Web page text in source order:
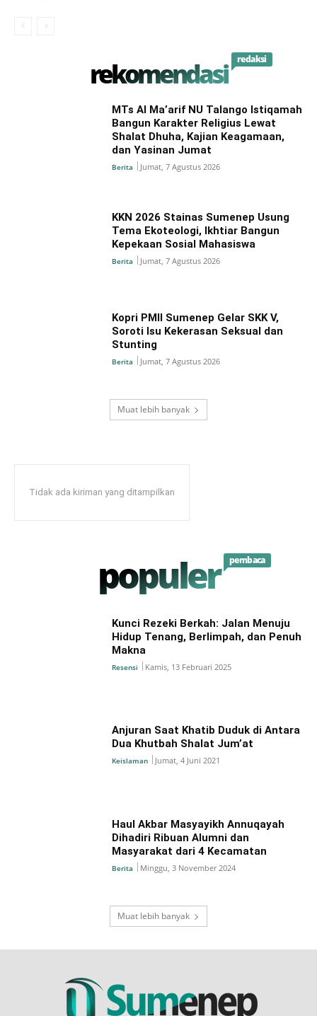
rekomendasi redaksi
MTs Al Ma’arif NU Talango Istiqamah
Bangun Karakter Religius Lewat
Shalat Dhuha, Kajian Keagamaan,
dan Yasinan Jumat
Berita Jumat, 7 Agustus 2026
KKN 2026 Stainas Sumenep Usung
Tema Ekoteologi, Ikhtiar Bangun
Kepekaan Sosial Mahasiswa
Berita Jumat, 7 Agustus 2026
Kopri PMII Sumenep Gelar SKK V,
Soroti Isu Kekerasan Seksual dan
Stunting
Berita Jumat, 7 Agustus 2026
Muat lebih banyak
Tidak ada kiriman yang ditampilkan
populer pembaca
Kunci Rezeki Berkah: Jalan Menuju
Hidup Tenang, Berlimpah, dan Penuh
Makna
Resensi Kamis, 13 Februari 2025
Anjuran Saat Khatib Duduk di Antara
Dua Khutbah Shalat Jum’at
Keislaman Jumat, 4 Juni 2021
Haul Akbar Masyayikh Annuqayah
Dihadiri Ribuan Alumni dan
Masyarakat dari 4 Kecamatan
Berita Minggu, 3 November 2024
Muat lebih banyak